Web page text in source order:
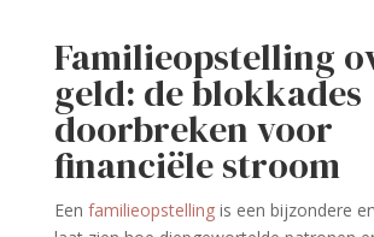
Familieopstelling
geld: de blokkades
doorbreken voor
financiële stroom
Een familieopstellingis een bijzondere